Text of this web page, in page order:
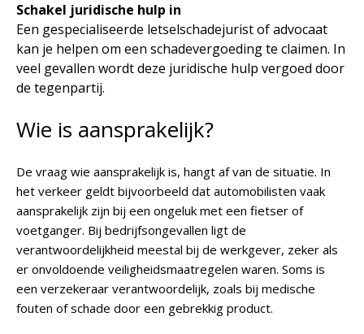
Schakel juridische hulp in
Een gespecialiseerde letselschadejurist of advocaat
kan je helpen om een schadevergoeding te claimen. In
veel gevallen wordt deze juridische hulp vergoed door
de tegenpartij.
Wie is aansprakelijk?
De vraag wie aansprakelijk is, hangt af van de situatie. In
het verkeer geldt bijvoorbeeld dat automobilisten vaak
aansprakelijk zijn bij een ongeluk met een fietser of
voetganger. Bij bedrijfsongevallen ligt de
verantwoordelijkheid meestal bij de werkgever, zeker als
er onvoldoende veiligheidsmaatregelen waren. Soms is
een verzekeraar verantwoordelijk, zoals bij medische
fouten of schade door een gebrekkig product.